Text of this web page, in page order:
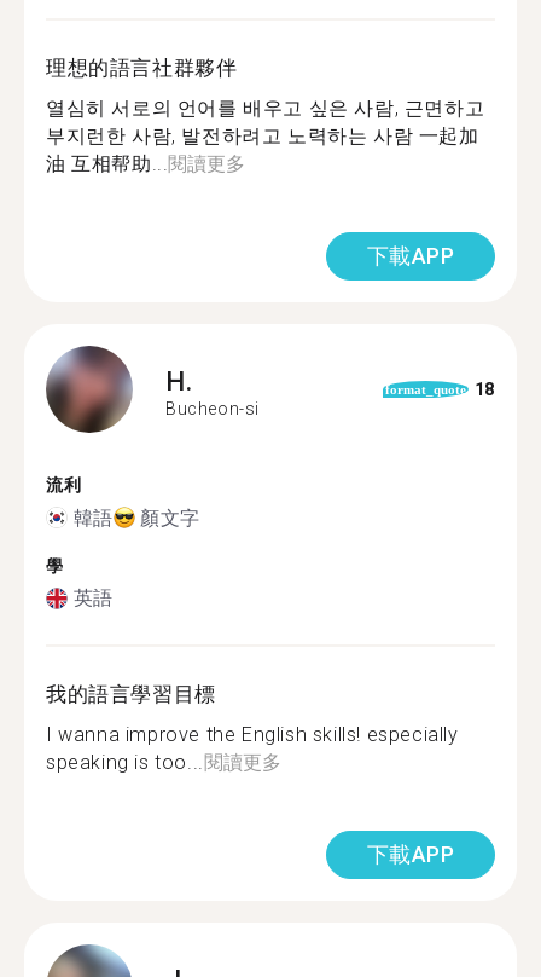
理想的語言社群夥伴
열심히 서로의 언어를 배우고 싶은 사람, 근면하고
부지런한 사람, 발전하려고 노력하는 사람 一起加
油 互相帮助...閱讀更多
下載APP
H.
Bucheon-si
format_quote 18
流利
韓語 顏文字
學
英語
我的語言學習目標
I wanna improve the English skills! especially
speaking is too...閱讀更多
下載APP